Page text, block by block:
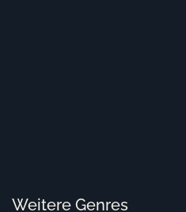
Weitere Genres